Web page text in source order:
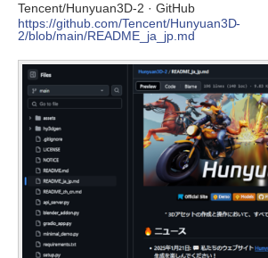
Tencent/Hunyuan3D-2 · GitHub
https://github.com/Tencent/Hunyuan3D-
2/blob/main/README_ja_jp.md